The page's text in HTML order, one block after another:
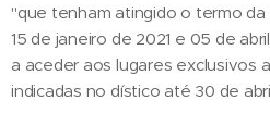
"que tenham atingido o termo
15 de janeiro de 2021 e 05 de
a aceder aos lugares exclusivos
indicadas no dístico até 30 de